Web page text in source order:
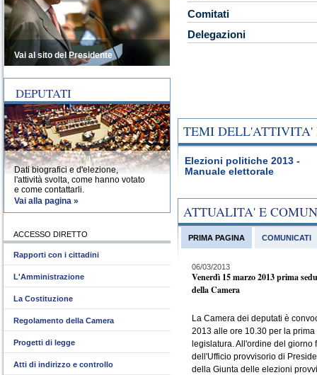
Comitati
Delegazioni
TEMI DELL'ATTIVITA'
Elezioni politiche 2013 -
Manuale elettorale
ATTUALITA' E
PRIMA PAGINA
06/03/2013
Venerdì 15 marzo 2013 prima
della Camera
La Camera dei deputati è
2013 alle ore 10.30 per la
legislatura. All'ordine del giorno
dell'Ufficio provvisorio di
della Giunta delle elezioni
COMUNICATI
Vai al sito del Presidente
DEPUTATI
Dati biografici e d'elezione,
l'attività svolta, come hanno votato
e come contattarli.
Vai alla pagina »
ACCESSO DIRETTO
Rapporti con i cittadini
L'Amministrazione
La Costituzione
Regolamento della Camera
Progetti di legge
Atti di indirizzo e controllo